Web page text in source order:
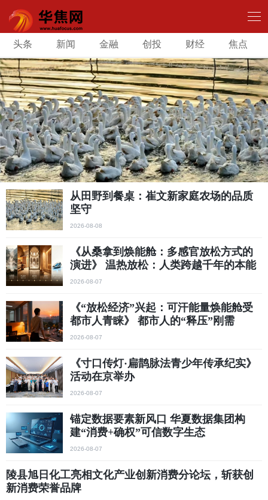
头条 新闻 金融 创投 财经 焦点
从田野到餐桌：崔文新家庭农场的品质
坚守
2026-08-08
《从桑拿到焕能舱：多感官放松方式的
演进》 温热放松：人类跨越千年的本能
2026-08-07
《“放松经济”兴起：可汗能量焕能舱受
都市人青睐》 都市人的“释压”刚需
2026-08-07
《寸口传灯·扁鹊脉法青少年传承纪实》
活动在京举办
2026-08-07
锚定数据要素新风口 华夏数据集团构
建“消费+确权”可信数字生态
2026-08-07
陵县旭日化工亮相文化产业创新消费分论坛，斩获创
新消费荣誉品牌